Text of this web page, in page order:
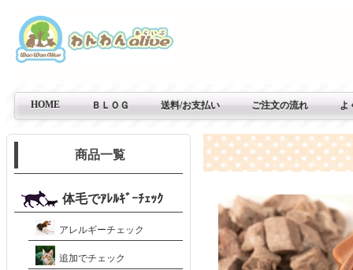
HOME ＢＬＯＧ 送料/お支払い ご注文の流れ よ
商品一覧
体毛でｱﾚﾙｷﾞｰﾁｪｯｸ
アレルギーチェック
追加でチェック